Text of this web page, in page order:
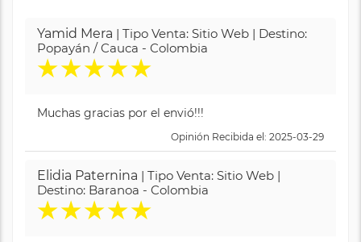
Yamid Mera | Tipo Venta: Sitio Web | Destino:
Popayán / Cauca - Colombia
★★★★★
Muchas gracias por el envió!!!
Opinión Recibida el: 2025-03-29
Elidia Paternina | Tipo Venta: Sitio Web |
Destino: Baranoa - Colombia
★★★★★